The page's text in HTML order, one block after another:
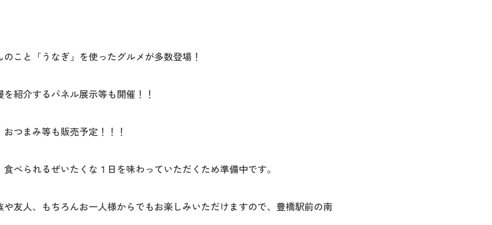
こと「うなぎ」を使ったグルメが多数登場！
紹介するパネル展示等も開催！！
つまみ等も販売予定！！！
べられるぜいたくな１日を味わっていただくため準備中です。
友人、もちろんお一人様からでもお楽しみいただけますので、豊橋駅前の南